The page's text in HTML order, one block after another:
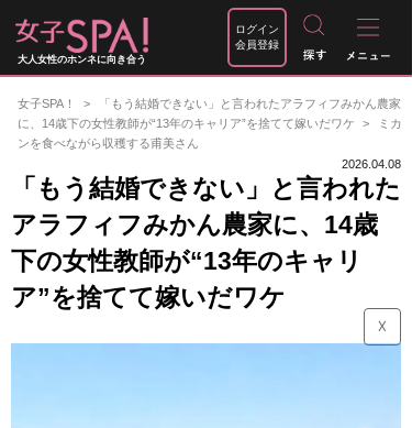
大人女性のホンネに向き合う
ログイン
会員登録
女子SPA！
「もう結婚できない」と言われたアラフィフみかん農家
に、14歳下の女性教師が“13年のキャリア”を捨てて嫁いだワケ
ミカ
ンを食べながら収穫する甫美さん
2026.04.08
「もう結婚できない」と言われた
アラフィフみかん農家に、14歳
下の女性教師が“13年のキャリ
ア”を捨てて嫁いだワケ
☓